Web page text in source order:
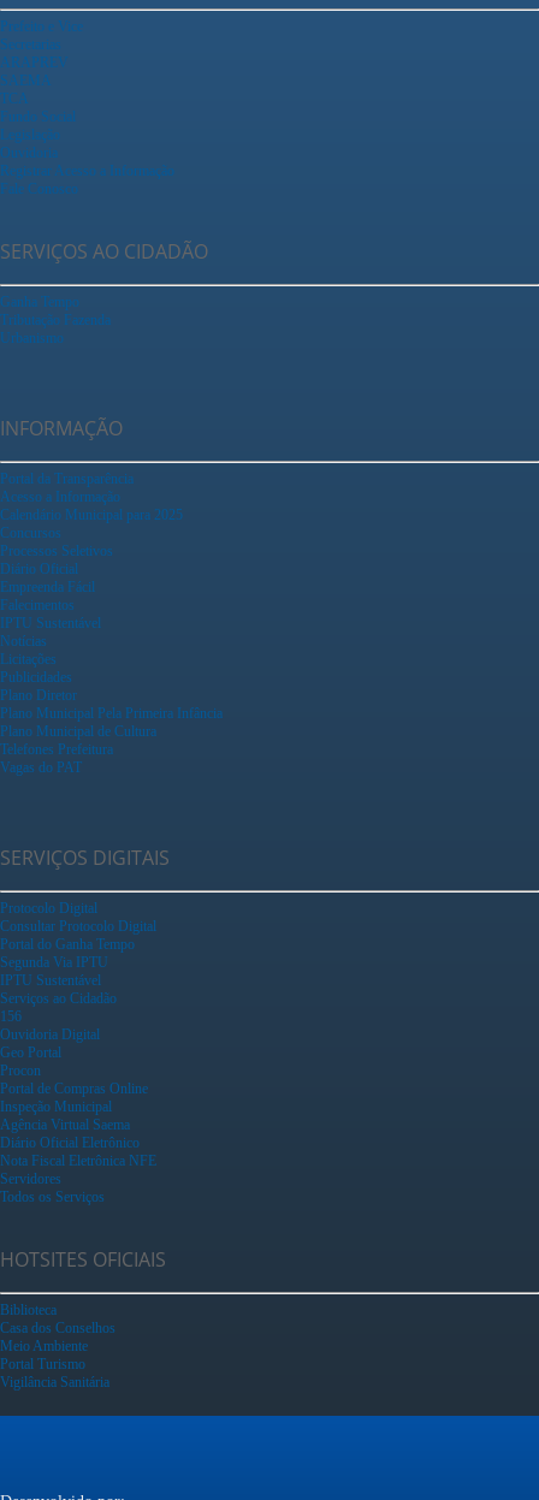
Prefeito e Vice
Secretarias
ARAPREV
SAEMA
TCA
Fundo Social
Legislação
Ouvidoria
Registrar Acesso a Informação
Fale Conosco
SERVIÇOS AO CIDADÃO
Ganha Tempo
Tributação Fazenda
Urbanismo
INFORMAÇÃO
Portal da Transparência
Acesso a Informação
Calendário Municipal para 2025
Concursos
Processos Seletivos
Diário Oficial
Empreenda Fácil
Falecimentos
IPTU Sustentável
Notícias
Licitações
Publicidades
Plano Diretor
Plano Municipal Pela Primeira Infância
Plano Municipal de Cultura
Telefones Prefeitura
Vagas do PAT
SERVIÇOS DIGITAIS
Protocolo Digital
Consultar Protocolo Digital
Portal do Ganha Tempo
Segunda Via IPTU
IPTU Sustentável
Serviços ao Cidadão
156
Ouvidoria Digital
Geo Portal
Procon
Portal de Compras Online
Inspeção Municipal
Agência Virtual Saema
Diário Oficial Eletrônico
Nota Fiscal Eletrônica NFE
Servidores
Todos os Serviços
HOTSITES OFICIAIS
Biblioteca
Casa dos Conselhos
Meio Ambiente
Portal Turismo
Vigilância Sanitária